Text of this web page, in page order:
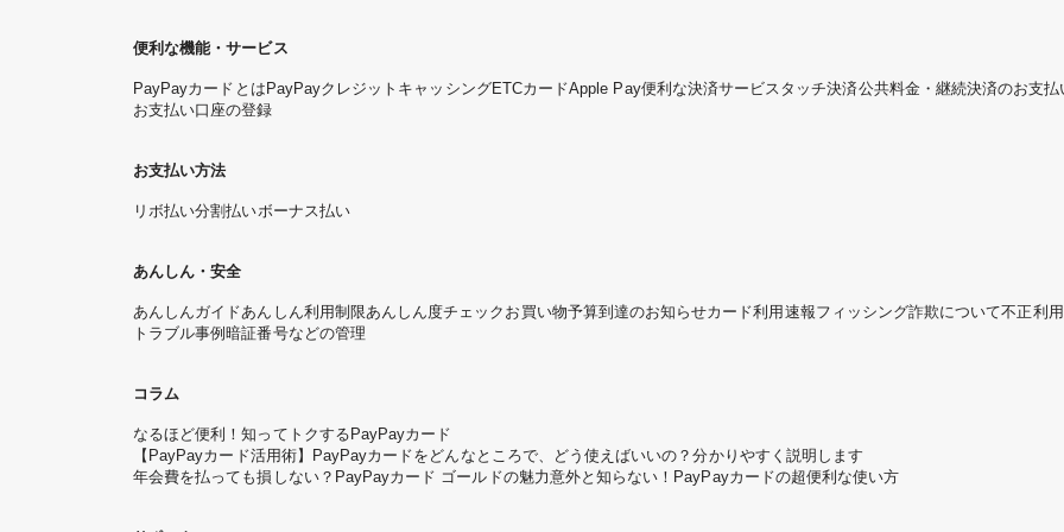
便利な機能・サービス
PayPayカードとは PayPayクレジット キャッシングETCカードApple Pay便利な決済サービスタッチ決済公共料金・継続決済のお支払
お支払い口座の登録
お支払い方法
リボ払い分割払いボーナス払い
あんしん・安全
あんしんガイドあんしん利用制限あんしん度チェック お買い物予算到達のお知らせカード利用速報フィッシング詐欺について不正利
トラブル事例暗証番号などの管理
コラム
なるほど便利！知ってトクするPayPayカード
【PayPayカード活用術】PayPayカードをどんなところで、どう使えばいいの？分かりやすく説明します
年会費を払っても損しない？PayPayカード ゴールドの魅力意外と知らない！PayPayカードの超便利な使い方